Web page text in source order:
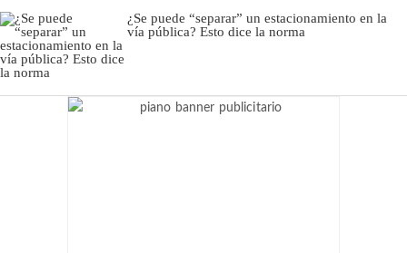
¿Se puede “separar” un estacionamiento en la
vía pública? Esto dice la norma